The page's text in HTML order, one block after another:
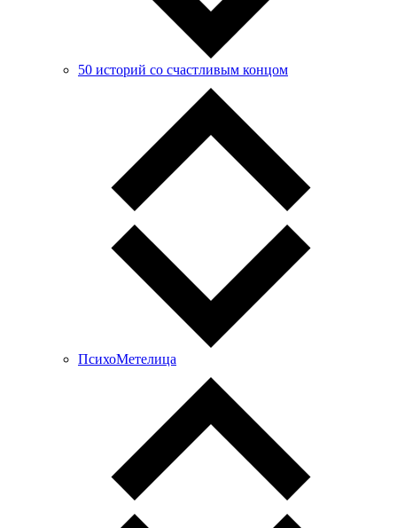
50 историй со счастливым концом
ПсихоМетелица